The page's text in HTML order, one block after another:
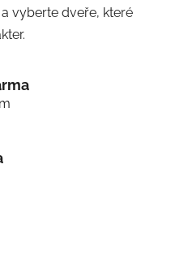
vyberte dveře, které